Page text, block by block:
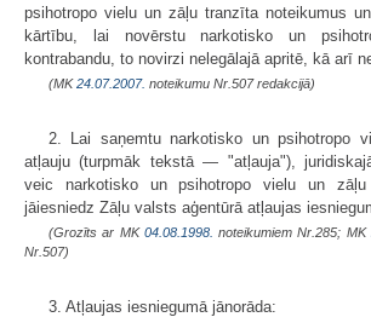
psihotropo vielu un zāļu tranzīta noteikumus
kārtību, lai novērstu narkotisko un
kontrabandu, to novirzi nelegālajā apritē, kā arī
(MK24.07.2007. noteikumu Nr.507 redakcijā)
2. Lai saņemtu narkotisko un psihotropo
atļauju (turpmāk tekstā — "atļauja"),
veic narkotisko un psihotropo vielu un zāļu
jāiesniedz Zāļu valsts aģentūrā atļaujas
(Grozīts ar MK 04.08.1998. noteikumiem Nr.285; MK
Nr.507)
3. Atļaujas iesniegumā jānorāda: